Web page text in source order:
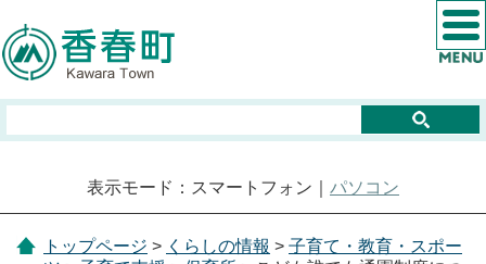
表示モード：スマートフォン｜ パソコン
トップページ > くらしの情報 > 子育て・教育・スポー